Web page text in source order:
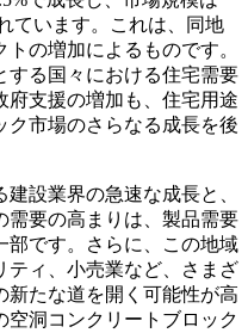
ています。これは、同地
の増加によるものです。
する国々における住宅需要
府支援の増加も、住宅用途
ク市場のさらなる成長を後
設業界の急速な成長と、
需要の高まりは、製品需要
部です。さらに、この地域
ティ、小売業など、さまざ
新たな道を開く可能性が高
空洞コンクリートブロック